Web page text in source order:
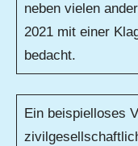
neben vielen
2021 mit einer
bedacht.
Ein beispielloses